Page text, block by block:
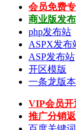
会员免费
商业版发
php发布站
ASPX发布
ASP发布站
开区模版
一条龙版
VIP会员开
推广分销